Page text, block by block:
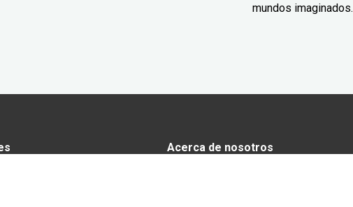
mundos imaginados.
Acerca de nosotros